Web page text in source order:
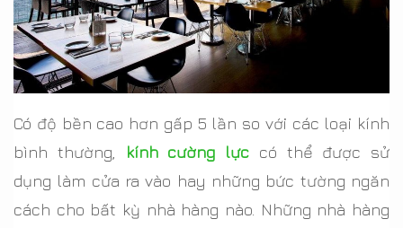
Có độ bền cao hơn gấp 5 lần so với các loại kính
bình thường,
kính cường lực có thể được sử
dụng làm cửa ra vào hay những bức tường ngăn
cách cho bất kỳ nhà hàng nào. Những nhà hàng